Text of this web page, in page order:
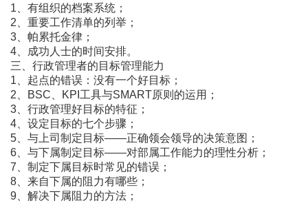
1、有组织的档案系统；
2、重要工作清单的列举；
3、帕累托金律；
4、成功人士的时间安排。
三、行政管理者的目标管理能力
1、起点的错误：没有一个好目标；
2、BSC、KPI工具与SMART原则的运用；
3、行政管理好目标的特征；
4、设定目标的七个步骤；
5、与上司制定目标――正确领会领导的决策意图；
6、与下属制定目标――对部属工作能力的理性分析；
7、制定下属目标时常见的错误；
8、来自下属的阻力有哪些；
9、解决下属阻力的方法；